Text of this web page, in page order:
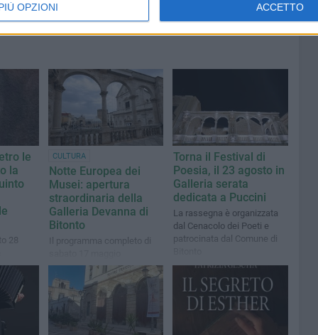
OPZIONI ACCETTO
le
la
28
CULTURA
Notte Europea dei
Musei: apertura
straordinaria della
Galleria Devanna di
Bitonto
Il programma completo di
Torna il Festival di
Poesia, il 23 agosto in
Galleria serata
dedicata a Puccini
La rassegna è organizzata
dal Cenacolo dei Poeti e
patrocinata dal Comune di